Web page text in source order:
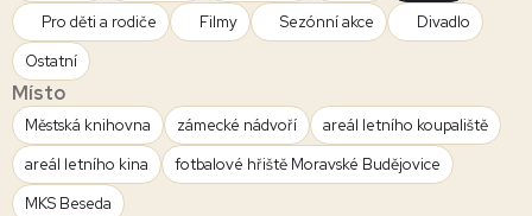
Pro děti a rodiče
Filmy Sezónní akce
Divadlo
Ostatní
Místo
Městská knihovna zámecké nádvoří
areál letního koupaliště
areál letního kina
fotbalové hřiště Moravské Budějovice
MKS Beseda